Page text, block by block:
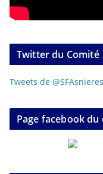
Twitter du Comité
Tweets de @SFAsnieres
Page facebook du